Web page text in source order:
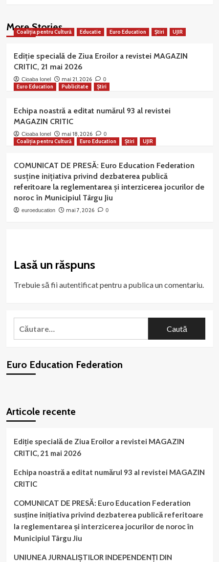
More Stories
Coaliția pentru Cultură Educatie Euro Education Știri UJIR
Ediție specială de Ziua Eroilor a revistei MAGAZIN
CRITIC, 21 mai 2026
Cioaba Ionel mai 21, 2026 0
Euro Education Publicitate Știri
Echipa noastră a editat numărul 93 al revistei
MAGAZIN CRITIC
Cioaba Ionel mai 18, 2026 0
Coaliția pentru Cultură Euro Education Știri UJIR
COMUNICAT DE PRESĂ: Euro Education Federation
susține inițiativa privind dezbaterea publică
referitoare la reglementarea și interzicerea jocurilor de
noroc în Municipiul Târgu Jiu
euroeducation mai 7, 2026 0
Lasă un răspuns
Trebuie să fiiautentificatpentru a publica un comentariu.
Caută
Euro Education Federation
Articole recente
Ediție specială de Ziua Eroilor a revistei MAGAZIN
CRITIC, 21 mai 2026
Echipa noastră a editat numărul 93 al revistei MAGAZIN
CRITIC
COMUNICAT DE PRESĂ: Euro Education Federation
susține inițiativa privind dezbaterea publică referitoare
la reglementarea și interzicerea jocurilor de noroc în
Municipiul Târgu Jiu
UNIUNEA JURNALIȘTILOR INDEPENDENȚI DIN